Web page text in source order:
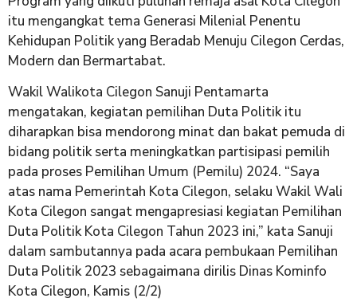
itu mengangkat tema Generasi Milenial Penentu
Kehidupan Politik yang Beradab Menuju Cilegon Cerdas,
Modern dan Bermartabat.
Wakil Walikota Cilegon Sanuji Pentamarta
mengatakan, kegiatan pemilihan Duta Politik itu
diharapkan bisa mendorong minat dan bakat pemuda di
bidang politik serta meningkatkan partisipasi pemilih
pada proses Pemilihan Umum (Pemilu) 2024. “Saya
atas nama Pemerintah Kota Cilegon, selaku Wakil Wali
Kota Cilegon sangat mengapresiasi kegiatan Pemilihan
Duta Politik Kota Cilegon Tahun 2023 ini,” kata Sanuji
dalam sambutannya pada acara pembukaan Pemilihan
Duta Politik 2023 sebagaimana dirilis Dinas Kominfo
Kota Cilegon, Kamis (2/2)